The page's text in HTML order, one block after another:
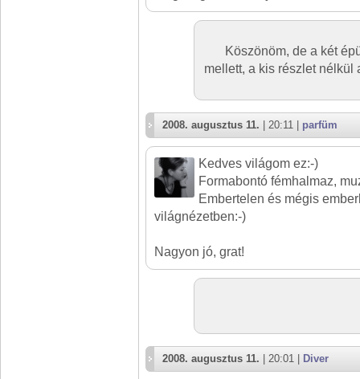
Köszönöm, de a két
mellett, a kis részlet nélkül
2008. augusztus 11. | 20:11 | parfüm
Kedves világom ez:-)
Formabontó fémhalmaz,
Embertelen és mégis
világnézetben:-)
Nagyon jó, grat!
2008. augusztus 11. | 20:01 | Diver